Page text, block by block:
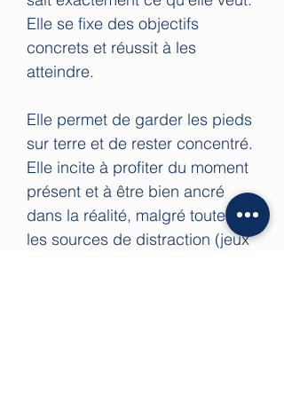
Elle se fixe des objectifs
concrets et réussit à les
atteindre.
Elle permet de garder les pieds
sur terre et de rester concentré.
Elle incite à profiter du moment
présent et à être bien ancré
dans la réalité, malgré toutes
les sources de distraction (jeux